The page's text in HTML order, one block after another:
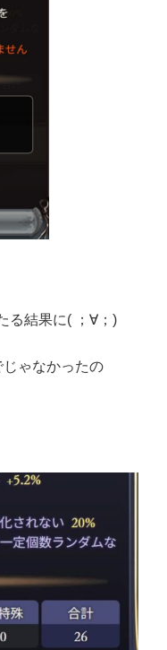
る結果に( ；∀；)
ゃなかったの